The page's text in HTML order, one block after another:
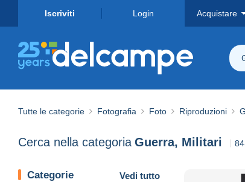
Iscriviti Login Acquistare
Tutte le categorie Fotografia Foto Riproduzioni
Cerca nella categoria Guerra, Militari
Categorie Vedi tutto